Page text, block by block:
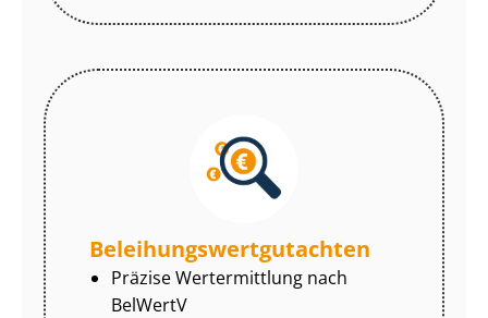
Be­lei­hungs­wert­gut­ach­ten
Präzise Wertermittlung nach
BelWertV